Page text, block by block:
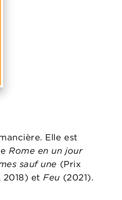
Elle est
Rome en un jour
sauf une (Prix
2018) etFeu (2021).